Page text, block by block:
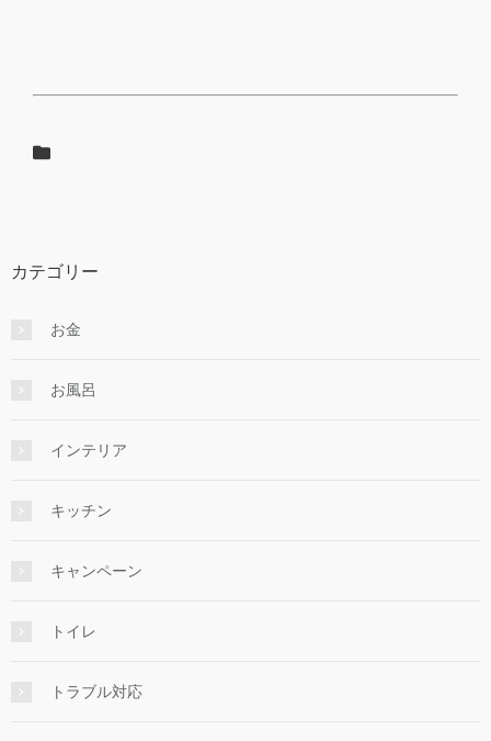
カテゴリー
お金
お風呂
インテリア
キッチン
キャンペーン
トイレ
トラブル対応